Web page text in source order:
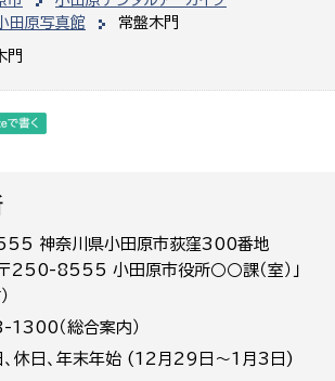
田原写真館
常盤木門
門
神奈川県小田原市荻窪300番地
〒250-8555 小田原市役所○○課（室）」
（総合案内）
、休日、年末年始 (12月29日～1月3日)